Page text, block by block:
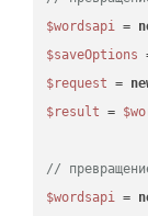
$wordsapi =
$saveOptions
$request =
$result =
//
$wordsapi =